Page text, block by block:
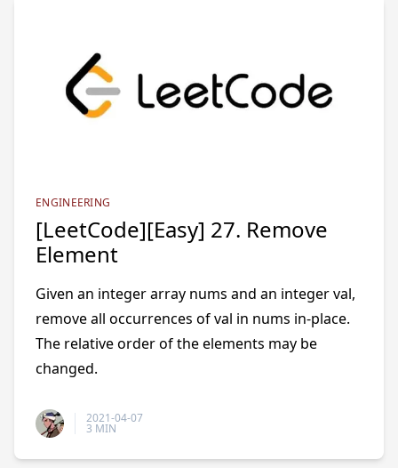
ENGINEERING
[LeetCode][Easy] 27. Remove
Element
Given an integer array nums and an integer val,
remove all occurrences of val in nums in-place.
The relative order of the elements may be
changed.
2021-04-07
3 MIN